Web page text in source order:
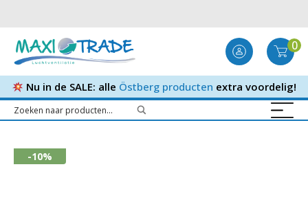
0
Nu in de SALE: alle Östberg producten extra voordelig!
-10%